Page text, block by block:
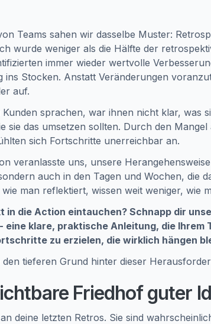
Teams sahen wir dasselbe Muster:
wurde weniger als die Hälfte der
immer wieder wertvolle
ins Stocken. Anstatt Veränderungen
auf.
Kunden sprachen, war ihnen nicht klar, was
sie das umsetzen sollten. Durch den
sich Fortschritte unerreichbar an.
veranlasste uns, unsere
auch in den Tagen und Wochen, die
wie man reflektiert, wissen weit weniger, wie
in die Action eintauchen?Schnapp dir
- eine klare, praktische Anleitung, die Ihrem
zu erzielen, die wirklich hängen
den tieferen Grund hinter dieser
Friedhof guter
deine letzten Retros. Sie sind